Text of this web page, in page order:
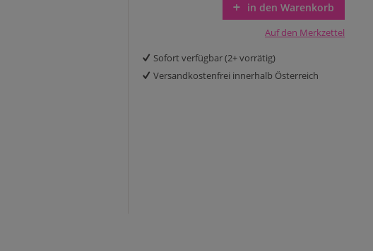
in den Warenkorb
Auf den Merkzettel
Sofort verfügbar (2+ vorrätig)
Versandkostenfrei innerhalb Österreich